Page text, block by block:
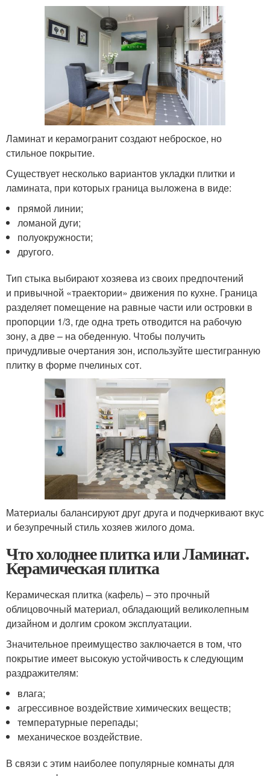
Ламинат и керамогранит создают неброское, но
стильное покрытие.
Существует несколько вариантов укладки плитки и
ламината, при которых граница выложена в виде:
прямой линии;
ломаной дуги;
полуокружности;
другого.
Тип стыка выбирают хозяева из своих предпочтений
и привычной «траектории» движения по кухне. Граница
разделяет помещение на равные части или островки в
пропорции 1/3, где одна треть отводится на рабочую
зону, а две – на обеденную. Чтобы получить
причудливые очертания зон, используйте шестигранную
плитку в форме пчелиных сот.
Материалы балансируют друг друга и подчеркивают вкус
и безупречный стиль хозяев жилого дома.
Что холоднее плитка или Ламинат.
Керамическая плитка
Керамическая плитка (кафель) – это прочный
облицовочный материал, обладающий великолепным
дизайном и долгим сроком эксплуатации.
Значительное преимущество заключается в том, что
покрытие имеет высокую устойчивость к следующим
раздражителям:
влага;
агрессивное воздействие химических веществ;
температурные перепады;
механическое воздействие.
В связи с этим наиболее популярные комнаты для